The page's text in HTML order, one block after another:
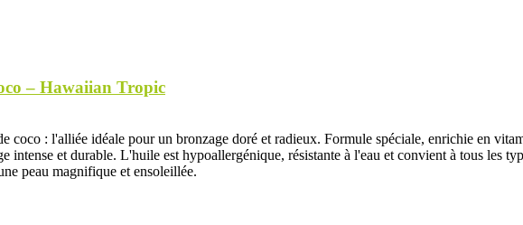
– Hawaiian Tropic
: l'alliée idéale pour un bronzage doré et radieux. Formule spéciale, enrichie en
et durable. L'huile est hypoallergénique, résistante à l'eau et convient à tous les
peau magnifique et ensoleillée.